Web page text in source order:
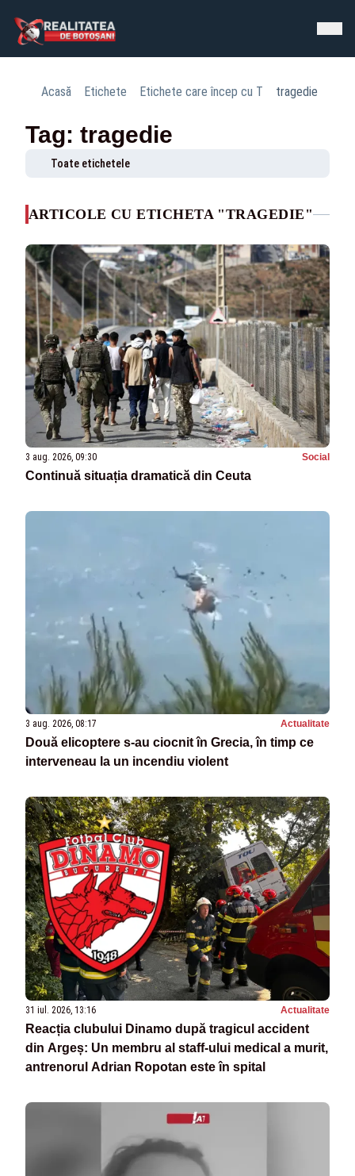
Acasă Etichete Etichete care încep cu T tragedie
Tag: tragedie
Toate etichetele
ARTICOLE CU ETICHETA "TRAGEDIE"
3 aug. 2026, 09:30 Social
Continuă situația dramatică din Ceuta
3 aug. 2026, 08:17 Actualitate
Două elicoptere s-au ciocnit în Grecia, în timp ce
interveneau la un incendiu violent
31 iul. 2026, 13:16 Actualitate
Reacția clubului Dinamo după tragicul accident
din Argeș: Un membru al staff-ului medical a murit,
antrenorul Adrian Ropotan este în spital